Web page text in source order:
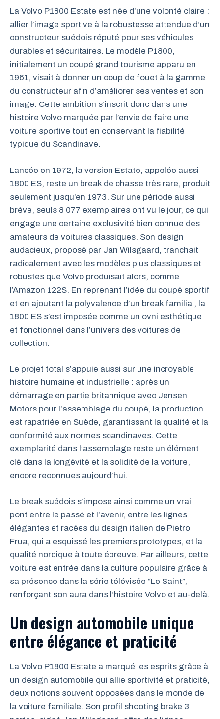
La Volvo P1800 Estate est née d’une volonté claire :
allier l’image sportive à la robustesse attendue d’un
constructeur suédois réputé pour ses véhicules
durables et sécuritaires. Le modèle P1800,
initialement un coupé grand tourisme apparu en
1961, visait à donner un coup de fouet à la gamme
du constructeur afin d’améliorer ses ventes et son
image. Cette ambition s’inscrit donc dans une
histoire Volvo marquée par l’envie de faire une
voiture sportive tout en conservant la fiabilité
typique du Scandinave.
Lancée en 1972, la version Estate, appelée aussi
1800 ES, reste un break de chasse très rare, produit
seulement jusqu’en 1973. Sur une période aussi
brève, seuls 8 077 exemplaires ont vu le jour, ce qui
engage une certaine exclusivité bien connue des
amateurs de voitures classiques. Son design
audacieux, proposé par Jan Wilsgaard, tranchait
radicalement avec les modèles plus classiques et
robustes que Volvo produisait alors, comme
l’Amazon 122S. En reprenant l’idée du coupé sportif
et en ajoutant la polyvalence d’un break familial, la
1800 ES s’est imposée comme un ovni esthétique
et fonctionnel dans l’univers des voitures de
collection.
Le projet total s’appuie aussi sur une incroyable
histoire humaine et industrielle : après un
démarrage en partie britannique avec Jensen
Motors pour l’assemblage du coupé, la production
est rapatriée en Suède, garantissant la qualité et la
conformité aux normes scandinaves. Cette
exemplarité dans l’assemblage reste un élément
clé dans la longévité et la solidité de la voiture,
encore reconnues aujourd’hui.
Le break suédois s’impose ainsi comme un vrai
pont entre le passé et l’avenir, entre les lignes
élégantes et racées du design italien de Pietro
Frua, qui a esquissé les premiers prototypes, et la
qualité nordique à toute épreuve. Par ailleurs, cette
voiture est entrée dans la culture populaire grâce à
sa présence dans la série télévisée “Le Saint”,
renforçant son aura dans l’histoire Volvo et au-delà.
Un design automobile unique
entre élégance et praticité
La Volvo P1800 Estate a marqué les esprits grâce à
un design automobile qui allie sportivité et praticité,
deux notions souvent opposées dans le monde de
la voiture familiale. Son profil shooting brake 3